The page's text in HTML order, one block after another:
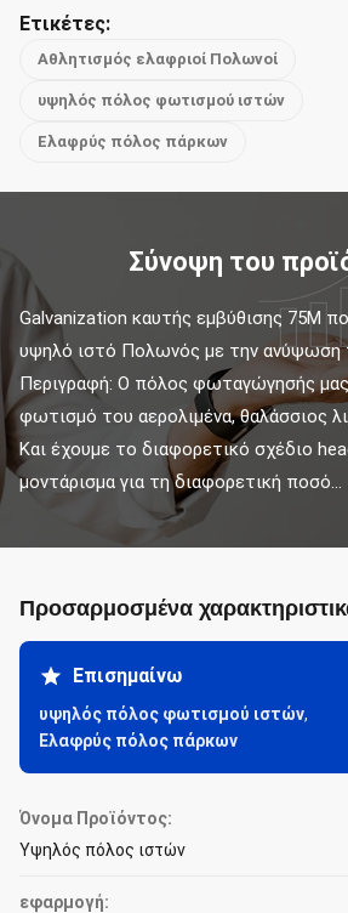
Ετικέτες:
Αθλητισμός ελαφριοί Πολωνοί
υψηλός πόλος φωτισμού ιστών
Ελαφρύς πόλος πάρκων
Σύνοψη του
Galvanization καυτής εμβύθισης 75M
υψηλό ιστό Πολωνός με την ανύψωση
Περιγραφή: Ο πόλος φωταγώγησής μας
φωτισμό του αερολιμένα, θαλάσσιος
Και έχουμε το διαφορετικό σχέδιο
μοντάρισμα για τη διαφορετική ποσό...
Προσαρμοσμένα
Επισημαίνω
υψηλός πόλος φωτισμού ιστών,
Ελαφρύς πόλος πάρκων
Όνομα Προϊόντος:
Υψηλός πόλος ιστών
εφαρμογή: